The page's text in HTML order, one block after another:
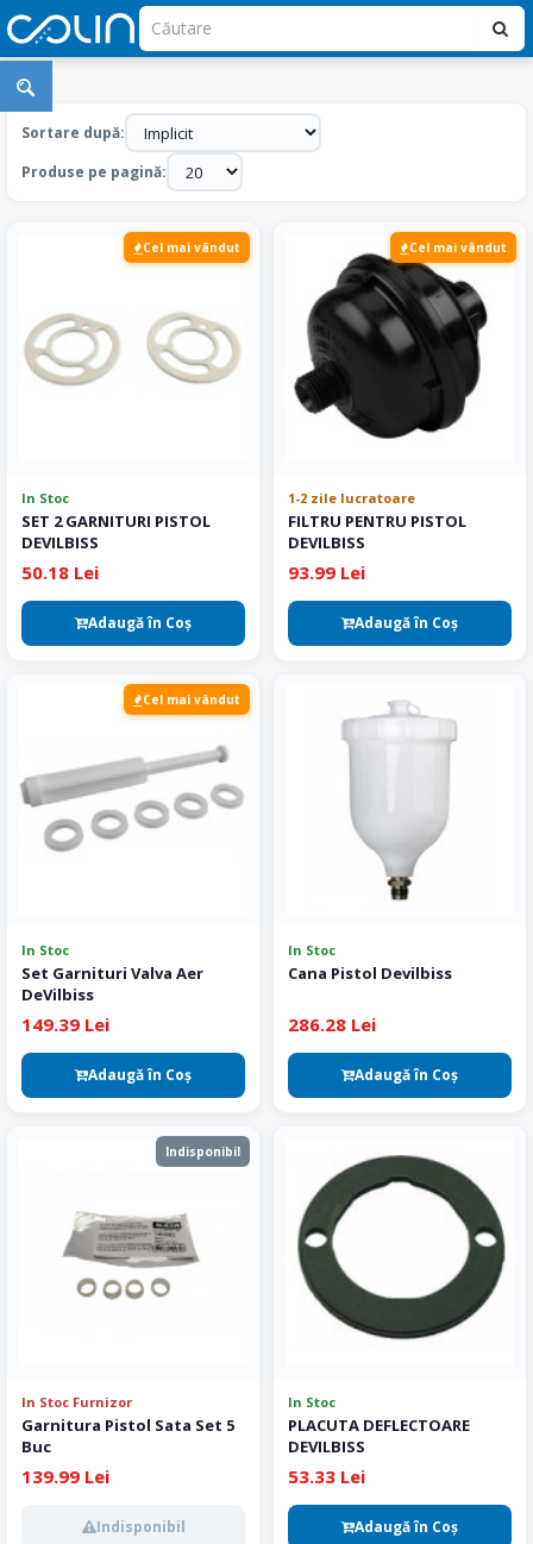
Pistol
de
Vopsit
Sortare după:
Produse pe pagină:
Cel mai vândut
In Stoc
SET 2 GARNITURI PISTOL
DEVILBISS
50.18 Lei
Adaugă în Coş
Cel mai vândut
1-2 zile lucratoare
FILTRU PENTRU PISTOL
DEVILBISS
93.99 Lei
Adaugă în Coş
Cel mai vândut
In Stoc
Set Garnituri Valva Aer
DeVilbiss
149.39 Lei
Adaugă în Coş
In Stoc
Cana Pistol Devilbiss
286.28 Lei
Adaugă în Coş
Indisponibil
In Stoc Furnizor
Garnitura Pistol Sata Set 5
Buc
139.99 Lei
Indisponibil
In Stoc
PLACUTA DEFLECTOARE
DEVILBISS
53.33 Lei
Adaugă în Coş